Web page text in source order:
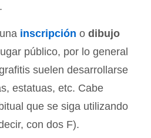
inscripción o dibujo
público, por lo general
suelen desarrollarse
estatuas, etc. Cabe
que se siga utilizando
con dos F).